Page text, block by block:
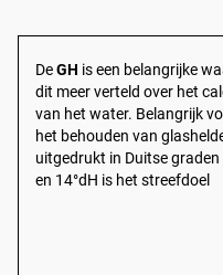
DeGH is een belangrijke
dit meer verteld over het
van het water. Belangrijk
het behouden van
uitgedrukt in Duitse graden
en 14°dH is het streefdoel